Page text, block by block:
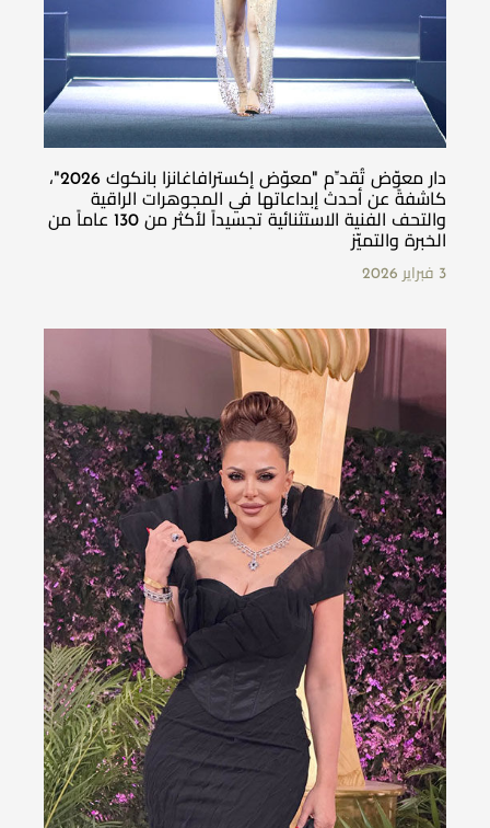
دار معوّض تُقدِّم "معوّض إكسترافاغانزا بانكوك 2026"،
كاشفةً عن أحدث إبداعاتها في المجوهرات الراقية
والتحف الفنية الاستثنائية تجسيداً لأكثر من 130 عاماً من
الخبرة والتميّز
3 فبراير 2026